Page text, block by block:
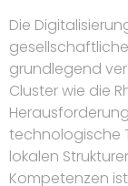
Die
grundlegend
Cluster wie die
technologische
lokalen
Kompetenzen